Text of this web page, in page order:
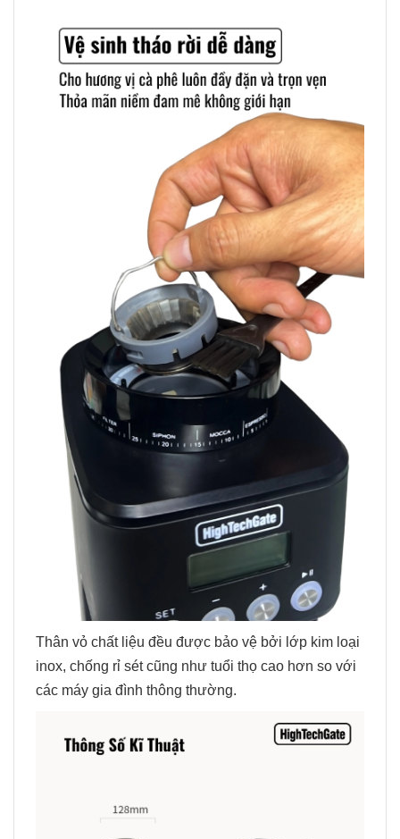
Thân vỏ chất liệu đều được bảo vệ bởi lớp kim loại
inox, chống rỉ sét cũng như tuổi thọ cao hơn so với
các máy gia đình thông thường.